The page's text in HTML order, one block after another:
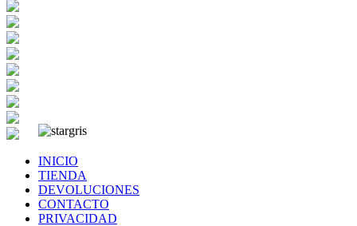
INICIO
TIENDA
DEVOLUCIONES
CONTACTO
PRIVACIDAD